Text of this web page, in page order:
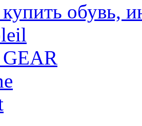
обувь,
GEAR